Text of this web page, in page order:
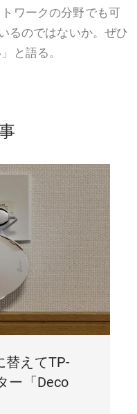
ワークの分野でも可
るのではないか。ぜひ
と語る。
替えてTP-
ー「Deco